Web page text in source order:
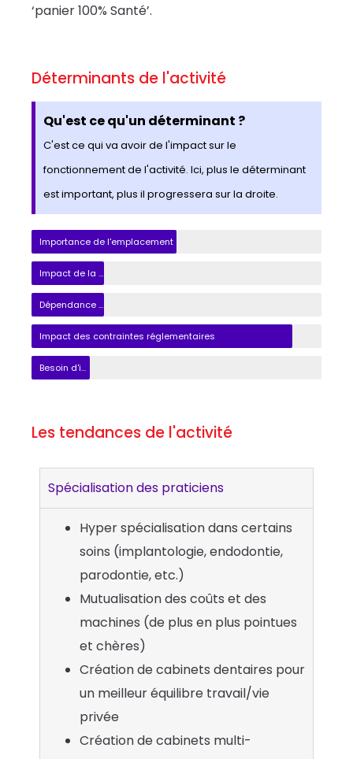
‘panier 100% Santé’.
Déterminants de l'activité
Qu'est ce qu'un déterminant ?
C'est ce qui va avoir de l'impact sur le
fonctionnement de l'activité. Ici, plus le déterminant
est important, plus il progressera sur la droite.
Importance de l'emplacement
Impact de la saisonnalité
Dépendance à la météo
Impact des contraintes réglementaires
Besoin d'innovation
Les tendances de l'activité
Spécialisation des praticiens
Hyper spécialisation dans certains
soins (implantologie, endodontie,
parodontie, etc.)
Mutualisation des coûts et des
machines (de plus en plus pointues
et chères)
Création de cabinets dentaires pour
un meilleur équilibre travail/vie
privée
Création de cabinets multi-